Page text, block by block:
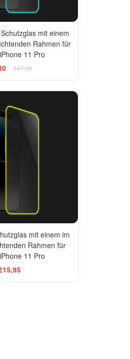
mit einem
Rahmen für
11 Pro
€47,90
mit einem im
Rahmen für
11 Pro